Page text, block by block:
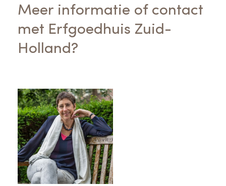
Meer informatie of contact
met Erfgoedhuis Zuid-
Holland?